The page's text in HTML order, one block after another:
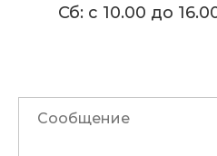
Сб: с 10.00 до